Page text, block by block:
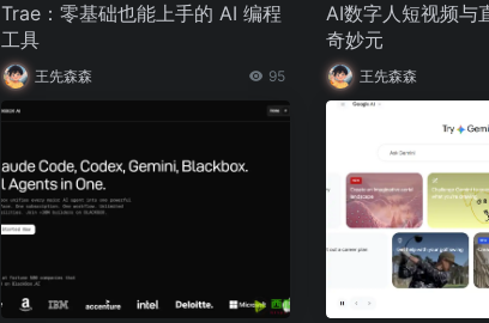
Trae：零基础也能上手的 AI 编程
工具
王先森森 95
AI数字人短视频与
奇妙元
王先森森